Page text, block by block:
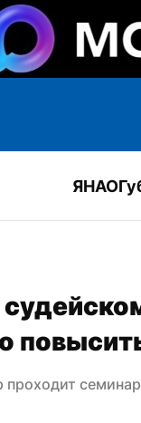
ЯНАО
проходит